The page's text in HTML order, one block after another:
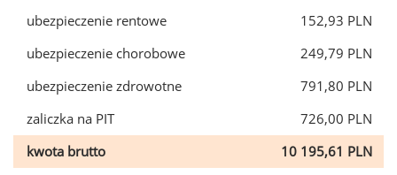
ubezpieczenie rentowe
152,93 PLN
ubezpieczenie chorobowe
249,79 PLN
ubezpieczenie zdrowotne
791,80 PLN
zaliczka na PIT
726,00 PLN
kwota brutto
10 195,61 PLN